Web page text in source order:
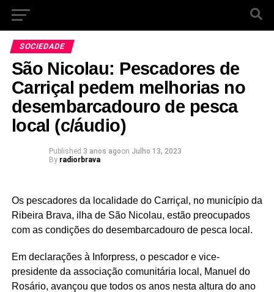
SOCIEDADE
São Nicolau: Pescadores de
Carriçal pedem melhorias no
desembarcadouro de pesca
local (c/áudio)
Published 3 anos agoon Julho 13, 2023
By radiorbrava
Os pescadores da localidade do Carriçal, no município da
Ribeira Brava, ilha de São Nicolau, estão preocupados
com as condições do desembarcadouro de pesca local.
Em declarações à Inforpress, o pescador e vice-
presidente da associação comunitária local, Manuel do
Rosário, avançou que todos os anos nesta altura do ano